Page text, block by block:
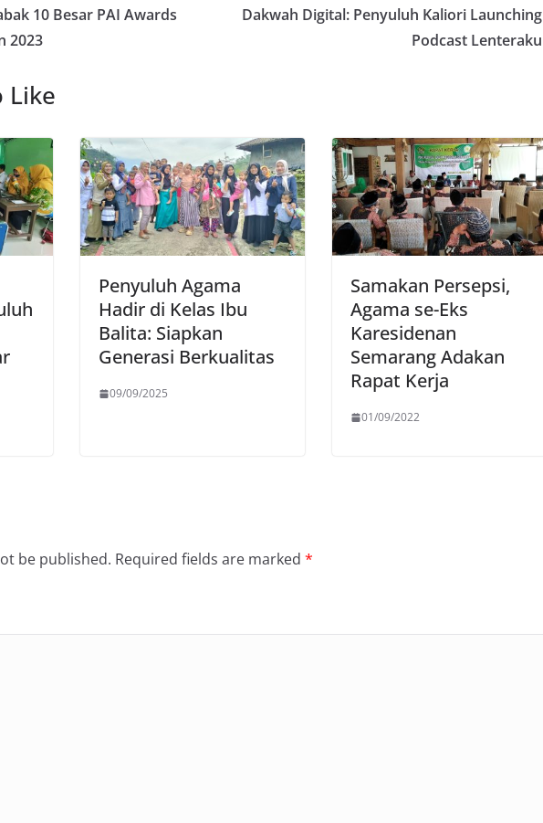
10 Besar PAI Awards
2023
Dakwah Digital: Penyuluh Kaliori Launching
Podcast Lenteraku
Like
Penyuluh Agama
Hadir di Kelas Ibu
Balita: Siapkan
Generasi Berkualitas
09/09/2025
Samakan Persepsi,
Agama se-Eks
Karesidenan
Semarang Adakan
Rapat Kerja
01/09/2022
be published. Required fields are marked *